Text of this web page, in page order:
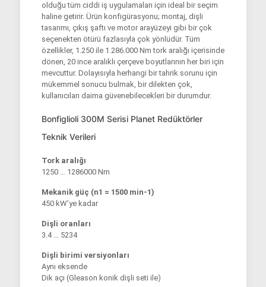
olduğu tüm ciddi iş uygulamaları için ideal bir seçim
haline getirir. Ürün konfigürasyonu; montaj, dişli
tasarımı, çıkış şaftı ve motor arayüzeyi gibi bir çok
seçenekten ötürü fazlasıyla çok yönlüdür. Tüm
özellikler, 1.250 ile 1.286.000 Nm tork aralığı içerisinde
dönen, 20 ince aralıklı çerçeve boyutlarının her biri için
mevcuttur. Dolayısıyla herhangi bir tahrik sorunu için
mükemmel sonucu bulmak, bir dilekten çok,
kullanıcıları daima güvenebilecekleri bir durumdur.
Bonfiglioli 300M Serisi Planet Redüktörler
Teknik Verileri
Tork aralığı
1250 … 1286000 Nm
Mekanik güç (n1 = 1500 min-1)
450 kW’ye kadar
Dişli oranları
3.4 … 5234
Dişli birimi versiyonları
Aynı eksende
Dik açı (Gleason konik dişli seti ile)